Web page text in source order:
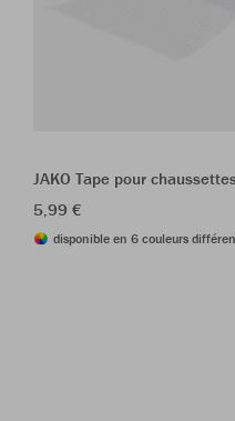
JAKO Tape pour
5,99 €
disponible en 6 couleurs